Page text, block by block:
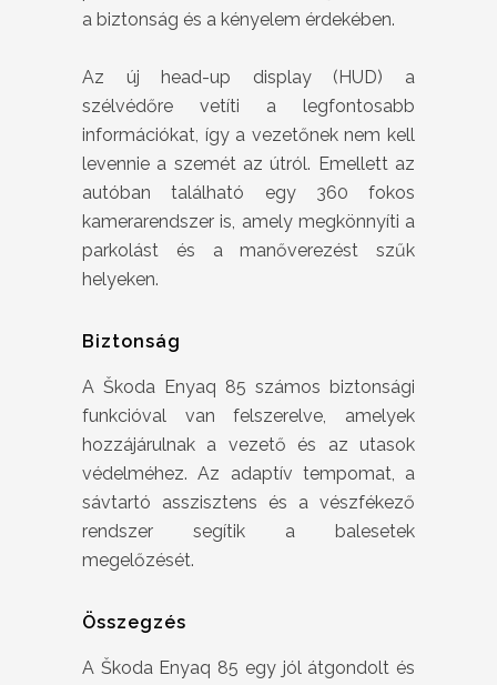
a biztonság és a kényelem érdekében.
Az új head-up display (HUD) a
szélvédőre vetíti a legfontosabb
információkat, így a vezetőnek nem kell
levennie a szemét az útról. Emellett az
autóban található egy 360 fokos
kamerarendszer is, amely megkönnyíti a
parkolást és a manőverezést szűk
helyeken.
Biztonság
A Škoda Enyaq 85 számos biztonsági
funkcióval van felszerelve, amelyek
hozzájárulnak a vezető és az utasok
védelméhez. Az adaptív tempomat, a
sávtartó asszisztens és a vészfékező
rendszer segítik a balesetek
megelőzését.
Összegzés
A Škoda Enyaq 85 egy jól átgondolt és